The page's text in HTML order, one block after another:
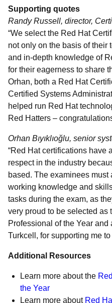
Supporting quotes
Randy Russell, director,
“We select the Red Hat
not only on the basis of their
and in-depth knowledge of
for their eagerness to share
Orhan, both a Red Hat
Certified Systems
helped run Red Hat
Red Hatters –
Orhan Bıyıklıoğlu, senior
“Red Hat certifications have
respect in the industry
based. The examinees
working knowledge and
tasks during the exam, as
very proud to be selected as
Professional of the Year and
Turkcell, for supporting me
Additional Resources
Learn more about the
the Year
Learn more about Red